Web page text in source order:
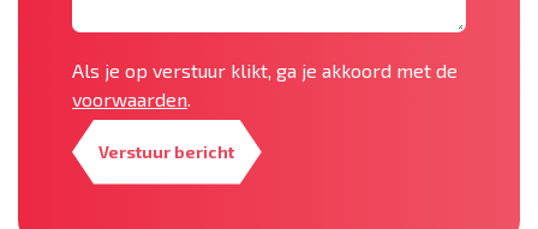
Als je op verstuur klikt, ga je akkoord met de
voorwaarden.
Verstuur bericht